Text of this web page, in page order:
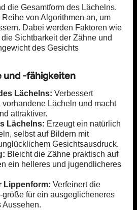
die Gesamtform des Lächelns.
von Algorithmen an, um
Dabei werden Faktoren wie
Sichtbarkeit der Zähne und
des Gesichts
und -fähigkeiten
Lächelns: Verbessert
vorhandene Lächeln und macht
attraktiver.
Lächelns: Erzeugt ein natürlich
selbst auf Bildern mit
Gesichtsausdruck.
Bleicht die Zähne praktisch auf
ein helleres und jugendlicheres
Lippenform: Verfeinert die
größe für ein ausgeglicheneres
Aussehen.